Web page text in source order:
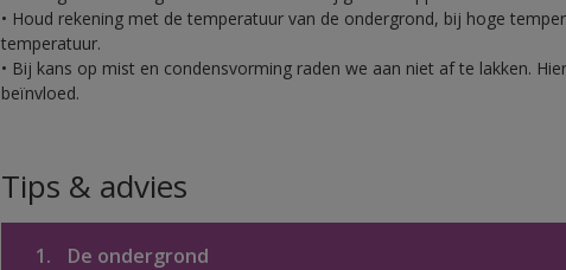
• Houd rekening met de temperatuur van de ondergrond, bij hoge
temperatuur.
• Bij kans op mist en condensvorming raden we aan niet af te lakken.
beïnvloed.
Tips & advies
1. De ondergrond